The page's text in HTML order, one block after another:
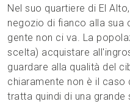
Nel suo quartiere di El
negozio di fianco alla sua
gente non ci va. La
scelta) acquistare
guardare alla qualità del
chiaramente non è il caso
tratta quindi di una